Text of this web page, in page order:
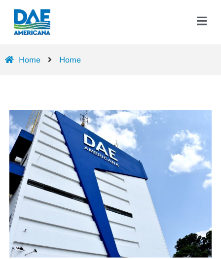
Home Home